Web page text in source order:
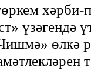
хәрби-
үзәгендә
өлкә